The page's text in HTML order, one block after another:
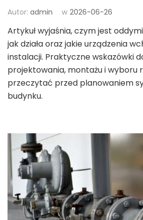
Autor: admin w 2026-06-26
Artykuł wyjaśnia, czym jest
jak działa oraz jakie urządzenia
instalacji. Praktyczne wskazówki
projektowania, montażu i wyboru
przeczytać przed planowaniem
budynku.